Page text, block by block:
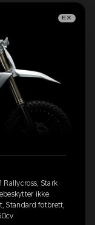
EX
Stark
ikke
Standard fotbrett,